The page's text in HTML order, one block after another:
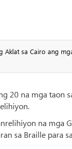
sa Cairo ang
20 na mga taon
na mga
sa Braille para